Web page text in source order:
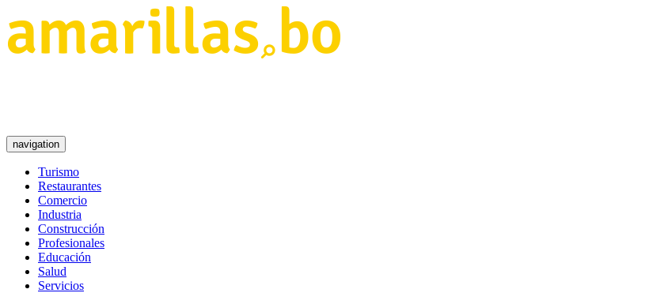
navigation
Turismo
Restaurantes
Comercio
Industria
Construcción
Profesionales
Educación
Salud
Servicios